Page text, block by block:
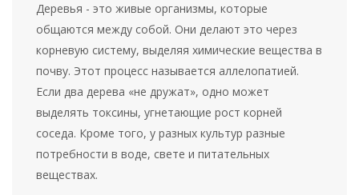
Деревья - это живые организмы, которые
общаются между собой. Они делают это через
корневую систему, выделяя химические вещества в
почву. Этот процесс называется аллелопатией.
Если два дерева «не дружат», одно может
выделять токсины, угнетающие рост корней
соседа. Кроме того, у разных культур разные
потребности в воде, свете и питательных
веществах.